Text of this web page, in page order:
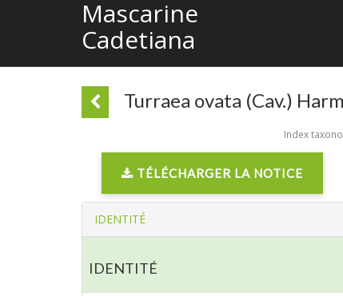
Mascarine
Cadetiana
Turraea ovata (Cav.)
Index
TÉLÉCHARGER LA NOTICE
IDENTITÉ
IDENTITÉ